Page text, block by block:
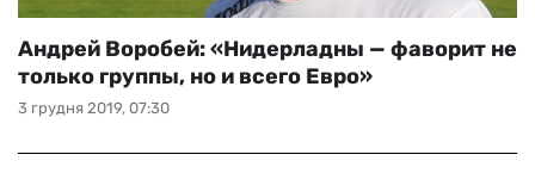
3 грудня 2019, 07:30
Андрей Воробей: «Нидерладны — фаворит не
только группы, но и всего Евро»